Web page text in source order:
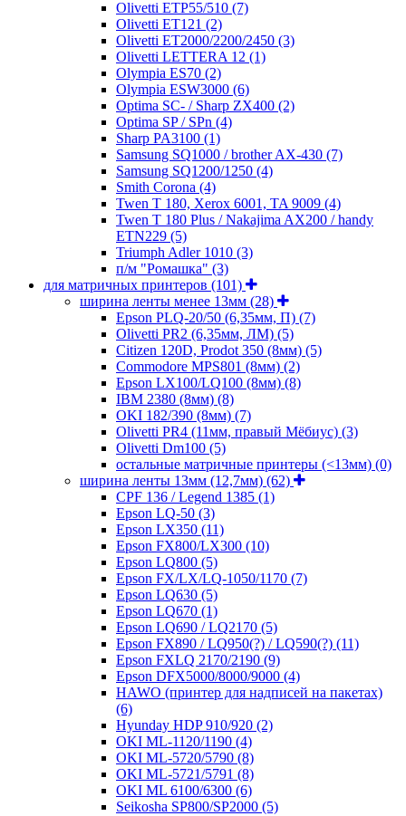
Olivetti ETP55/510 (7)
Olivetti ET121 (2)
Olivetti ET2000/2200/2450 (3)
Olivetti LETTERA 12 (1)
Olympia ES70 (2)
Olympia ESW3000 (6)
Optima SC- / Sharp ZX400 (2)
Optima SP / SPn (4)
Sharp PA3100 (1)
Samsung SQ1000 / brother AX-430 (7)
Samsung SQ1200/1250 (4)
Smith Corona (4)
Twen T 180, Xerox 6001, TA 9009 (4)
Twen T 180 Plus / Nakajima AX200 / handy
ETN229 (5)
Triumph Adler 1010 (3)
п/м "Ромашка" (3)
для матричных принтеров (101)
ширина ленты менее 13мм (28)
Epson PLQ-20/50 (6,35мм, П) (7)
Olivetti PR2 (6,35мм, ЛМ) (5)
Citizen 120D, Prodot 350 (8мм) (5)
Commodore MPS801 (8мм) (2)
Epson LX100/LQ100 (8мм) (8)
IBM 2380 (8мм) (8)
OKI 182/390 (8мм) (7)
Olivetti PR4 (11мм, правый Мёбиус) (3)
Olivetti Dm100 (5)
остальные матричные принтеры (<13мм) (0)
ширина ленты 13мм (12,7мм) (62)
CPF 136 / Legend 1385 (1)
Epson LQ-50 (3)
Epson LX350 (11)
Epson FX800/LX300 (10)
Epson LQ800 (5)
Epson FX/LX/LQ-1050/1170 (7)
Epson LQ630 (5)
Epson LQ670 (1)
Epson LQ690 / LQ2170 (5)
Epson FX890 / LQ950(?) / LQ590(?) (11)
Epson FXLQ 2170/2190 (9)
Epson DFX5000/8000/9000 (4)
HAWO (принтер для надписей на пакетах)
(6)
Hyunday HDP 910/920 (2)
OKI ML-1120/1190 (4)
OKI ML-5720/5790 (8)
OKI ML-5721/5791 (8)
OKI ML 6100/6300 (6)
Seikosha SP800/SP2000 (5)